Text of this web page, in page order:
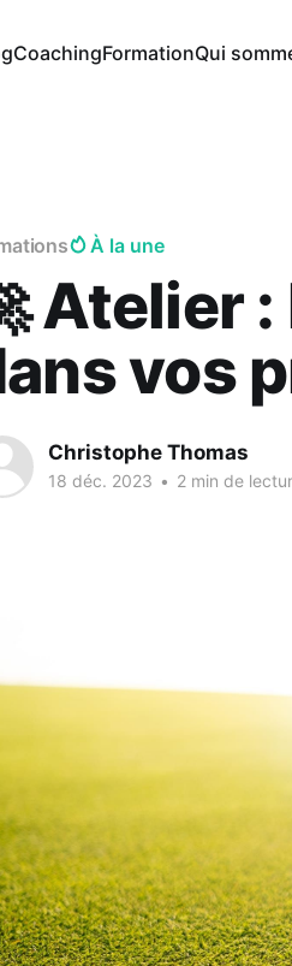
CoachingFormationQui
À la une
Atelier
vos
Christophe Thomas
18 déc. 2023 • 2 min de